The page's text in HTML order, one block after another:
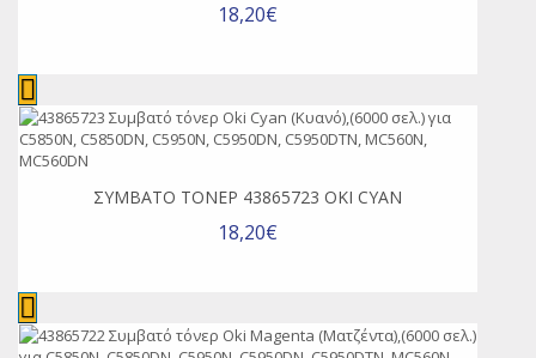
18,20€
ΣΥΜΒΑΤΌ ΤΌΝΕΡ 43865723 OKI CYAN
18,20€